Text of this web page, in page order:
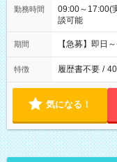
勤務時間
09:00～17:00(
談可能
期間 【急募】即日
特徴 履歴書不要 /
気になる！